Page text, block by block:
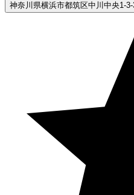
神奈川県横浜市都筑区中川中央1-3-